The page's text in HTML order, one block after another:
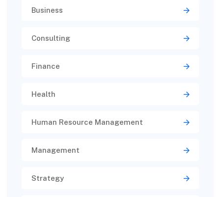
Business
Consulting
Finance
Health
Human Resource Management
Management
Strategy